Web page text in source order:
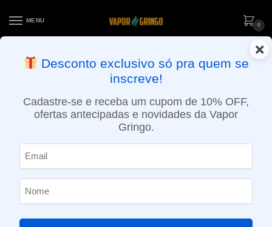
MENU
0
ENTREGA NO MESMO DIA EM SÃO PAULO (SEG A SEX): PEDIDOS
APROVADOS ATÉ 15:30 VIA MOTOBOY
×
Desconto exclusivo só pra quem se
inscreve!
Cadastre-se e receba um cupom de 10% OFF,
ofertas antecipadas e novidades da Vapor
Gringo.